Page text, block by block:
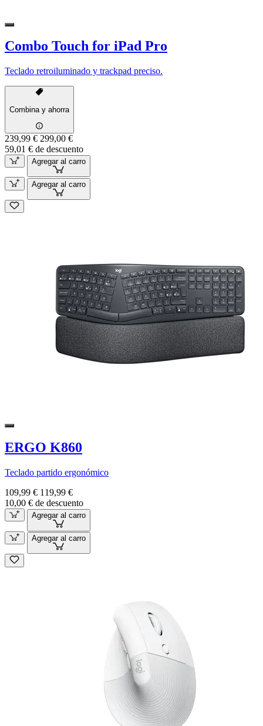
Combo Touch for iPad Pro
Teclado retroiluminado y trackpad preciso.
Combina y ahorra
239,99 € 299,00 €
59,01 € de descuento
Agregar al carro
Agregar al carro
ERGO K860
Teclado partido ergonómico
109,99 € 119,99 €
10,00 € de descuento
Agregar al carro
Agregar al carro